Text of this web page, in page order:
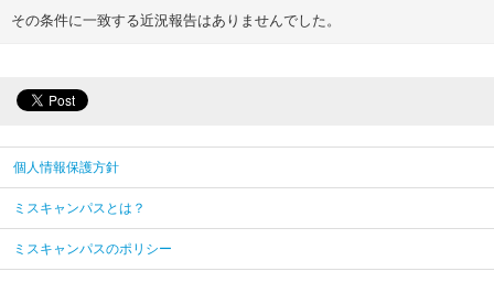
その条件に一致する近況報告はありませんでした。
個人情報保護方針
ミスキャンパスとは？
ミスキャンパスのポリシー